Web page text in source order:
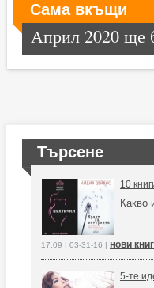
Сама вкъщи
Април 2020 ще
Търсене
10
Какво
17:09 | 03-31-16 | нови
5-те